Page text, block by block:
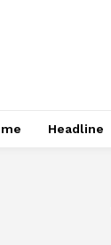
Headline